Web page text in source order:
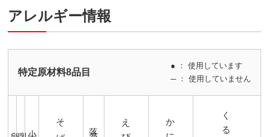
アレルギー情報
特定原材料8品目
● ： 使用しています
─ ： 使用していません
そば 落花生 えび かに くるみ